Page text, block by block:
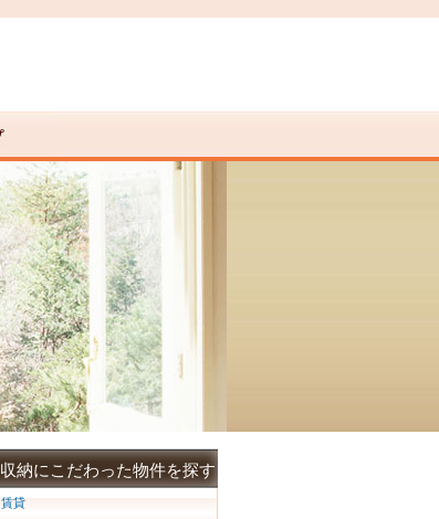
収納にこだわった物件を探す
賃貸